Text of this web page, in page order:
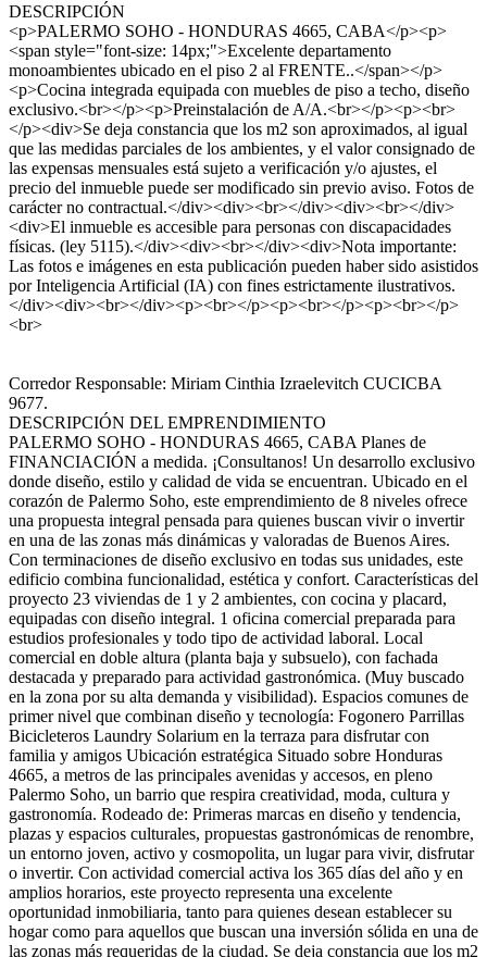
DESCRIPCIÓN
<p>PALERMO SOHO - HONDURAS 4665, CABA</p><p>
<span style="font-size: 14px;">Excelente departamento
monoambientes ubicado en el piso 2 al FRENTE..</span></p>
<p>Cocina integrada equipada con muebles de piso a techo, diseño
exclusivo.<br></p><p>Preinstalación de A/A.<br></p><p><br>
</p><div>Se deja constancia que los m2 son aproximados, al igual
que las medidas parciales de los ambientes, y el valor consignado de
las expensas mensuales está sujeto a verificación y/o ajustes, el
precio del inmueble puede ser modificado sin previo aviso. Fotos de
carácter no contractual.</div><div><br></div><div><br></div>
<div>El inmueble es accesible para personas con discapacidades
físicas. (ley 5115).</div><div><br></div><div>Nota importante:
Las fotos e imágenes en esta publicación pueden haber sido asistidos
por Inteligencia Artificial (IA) con fines estrictamente ilustrativos.
</div><div><br></div><p><br></p><p><br></p><p><br></p>
<br>
Corredor Responsable: Miriam Cinthia Izraelevitch CUCICBA
9677.
DESCRIPCIÓN DEL EMPRENDIMIENTO
PALERMO SOHO - HONDURAS 4665, CABA Planes de
FINANCIACIÓN a medida. ¡Consultanos! Un desarrollo exclusivo
donde diseño, estilo y calidad de vida se encuentran. Ubicado en el
corazón de Palermo Soho, este emprendimiento de 8 niveles ofrece
una propuesta integral pensada para quienes buscan vivir o invertir
en una de las zonas más dinámicas y valoradas de Buenos Aires.
Con terminaciones de diseño exclusivo en todas sus unidades, este
edificio combina funcionalidad, estética y confort. Características del
proyecto 23 viviendas de 1 y 2 ambientes, con cocina y placard,
equipadas con diseño integral. 1 oficina comercial preparada para
estudios profesionales y todo tipo de actividad laboral. Local
comercial en doble altura (planta baja y subsuelo), con fachada
destacada y preparado para actividad gastronómica. (Muy buscado
en la zona por su alta demanda y visibilidad). Espacios comunes de
primer nivel que combinan diseño y tecnología: Fogonero Parrillas
Bicicleteros Laundry Solarium en la terraza para disfrutar con
familia y amigos Ubicación estratégica Situado sobre Honduras
4665, a metros de las principales avenidas y accesos, en pleno
Palermo Soho, un barrio que respira creatividad, moda, cultura y
gastronomía. Rodeado de: Primeras marcas en diseño y tendencia,
plazas y espacios culturales, propuestas gastronómicas de renombre,
un entorno joven, activo y cosmopolita, un lugar para vivir, disfrutar
o invertir. Con actividad comercial activa los 365 días del año y en
amplios horarios, este proyecto representa una excelente
oportunidad inmobiliaria, tanto para quienes desean establecer su
hogar como para aquellos que buscan una inversión sólida en una de
las zonas más requeridas de la ciudad. Se deja constancia que los m2